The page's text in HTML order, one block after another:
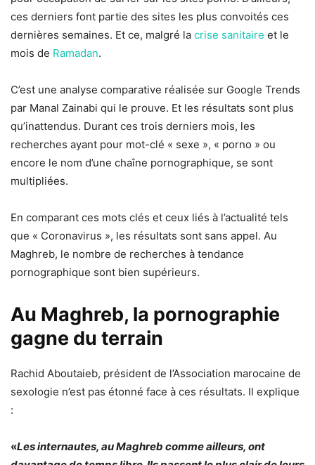
ces derniers font partie des sites les plus convoités ces
dernières semaines. Et ce, malgré la crise sanitaire et le
mois de Ramadan.
C’est une analyse comparative réalisée sur Google Trends
par Manal Zainabi qui le prouve. Et les résultats sont plus
qu’inattendus. Durant ces trois derniers mois, les
recherches ayant pour mot-clé « sexe », « porno » ou
encore le nom d’une chaîne pornographique, se sont
multipliées.
En comparant ces mots clés et ceux liés à l’actualité tels
que « Coronavirus », les résultats sont sans appel. Au
Maghreb, le nombre de recherches à tendance
pornographique sont bien supérieurs.
Au Maghreb, la pornographie
gagne du terrain
Rachid Aboutaieb, président de l’Association marocaine de
sexologie n’est pas étonné face à ces résultats. Il explique
:
«Les internautes, au Maghreb comme ailleurs, ont